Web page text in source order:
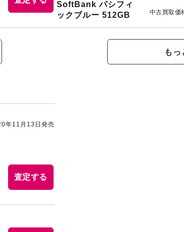
SoftBank パシフィ
ックブルー 512GB
中古買取価
もっ
年11月13日発売
査定する